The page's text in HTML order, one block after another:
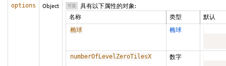
options Object 可选
具有以下属性的对象:
名称
类型 默认
椭球 椭球
numberOfLevelZeroTilesX 数字